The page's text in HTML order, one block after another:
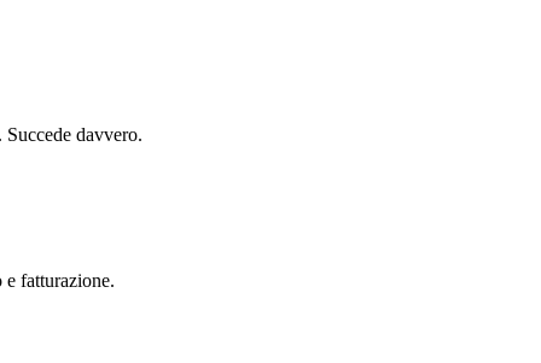
davvero.
fatturazione.